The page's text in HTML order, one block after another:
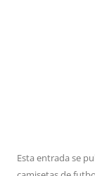
Esta entrada se